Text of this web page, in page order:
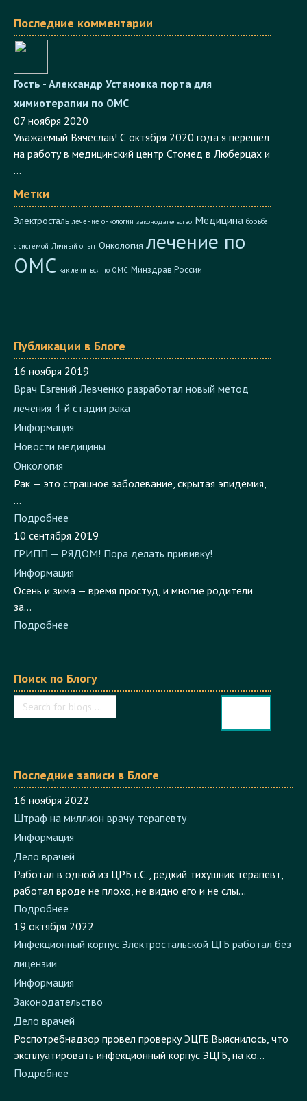
химиотерапии по ОМС
07 ноября 2020
Уважаемый Вячеслав! С октября 2020 года я перешёл
на работу в медицинский центр Стомед в Люберцах и
...
Метки
Электросталь лечение онкологии законодательство Медицина борьба
лечение по
ОМС
16 ноября 2019
Врач Евгений Левченко разработал новый метод
лечения 4-й стадии рака
Информация
Новости медицины
Онкология
Рак — это страшное заболевание, скрытая эпидемия,
...
Подробнее
10 сентября 2019
ГРИПП — РЯДОМ! Пора делать прививку!
Информация
Осень и зима — время простуд, и многие родители
за...
Подробнее
16 ноября 2022
Штраф на миллион врачу-терапевту
Информация
Дело врачей
Работал в одной из ЦРБ г.С., редкий тихушник терапевт,
работал вроде не плохо, не видно его и не слы...
Подробнее
19 октября 2022
Инфекционный корпус Электростальской ЦГБ работал без
лицензии
Информация
Законодательство
Дело врачей
Роспотребнадзор провел проверку ЭЦГБ.Выяснилось, что
эксплуатировать инфекционный корпус ЭЦГБ, на ко...
Подробнее